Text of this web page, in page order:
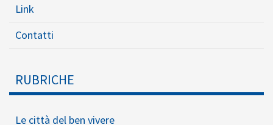
Link
Contatti
RUBRICHE
Le città del ben vivere